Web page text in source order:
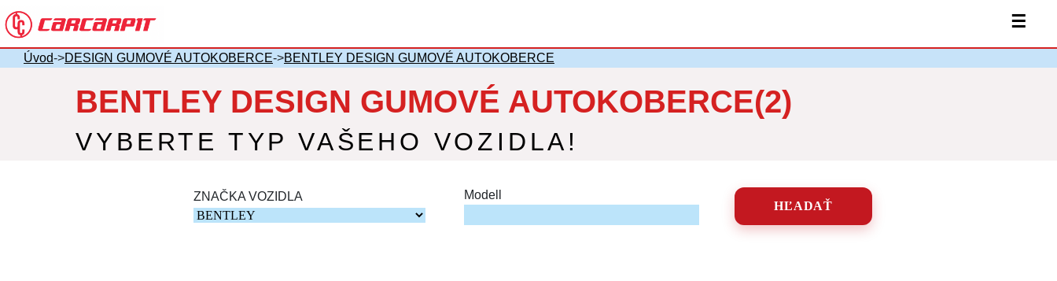
☰
Úvod->DESIGN GUMOVÉ AUTOKOBERCE->BENTLEY DESIGN GUMOVÉ AUTOKOBERCE
BENTLEY DESIGN GUMOVÉ AUTOKOBERCE(2)
VYBERTE TYP VAŠEHO VOZIDLA!
ZNAČKA VOZIDLA
Modell
HĽADAŤ